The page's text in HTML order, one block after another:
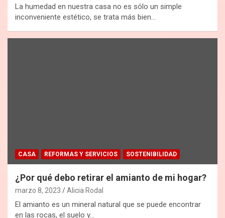
La humedad en nuestra casa no es sólo un simple
inconveniente estético, se trata más bien…
CASA REFORMAS Y SERVICIOS SOSTENIBILIDAD
¿Por qué debo retirar el amianto de mi hogar?
marzo 8, 2023 Alicia Rodal
El amianto es un mineral natural que se puede encontrar
en las rocas, el suelo y…